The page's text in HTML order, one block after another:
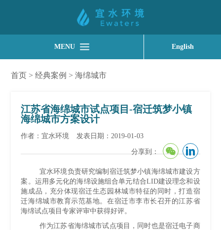
MENU English
首页 >经典案例 >海绵城市
江苏省海绵城市试点项目-宿迁筑梦小镇
海绵城市方案设计
作者：宜水环境 发表日期：2019-01-03
分享到：
宜水环境负责研究编制宿迁筑梦小镇海绵城市建设方
案。运用多元化的海绵设施组合单元结合LID建设理念和设
施成品，充分体现宿迁生态园林城市特征的同时，打造宿
迁海绵城市教育示范基地。在宿迁市李市长召开的江苏省
海绵试点项目专家评审中获得好评。
作为江苏省海绵城市试点项目，同时也是宿迁电子商